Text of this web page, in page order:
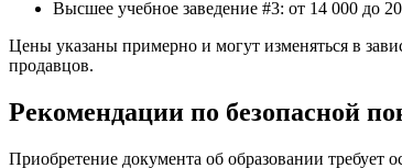
Высшее учебное заведение #3: от 14 000 до
Цены указаны примерно и могут изменяться в
продавцов.
Рекомендации по безопасной
Приобретение документа об образовании